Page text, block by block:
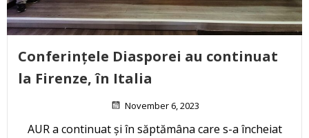
Conferințele Diasporei au continuat
la Firenze, în Italia
November 6, 2023
AUR a continuat și în săptămâna care s-a încheiat